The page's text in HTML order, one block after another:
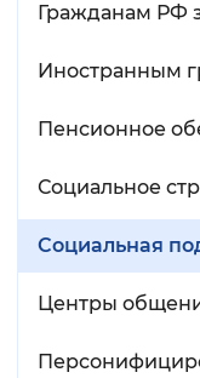
Гражданам РФ
Иностранным
Пенсионное
Социальное
Социальная
Центры